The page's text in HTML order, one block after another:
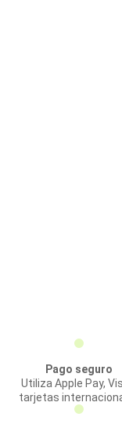
Pago seguro
Utiliza Apple Pay,
tarjetas